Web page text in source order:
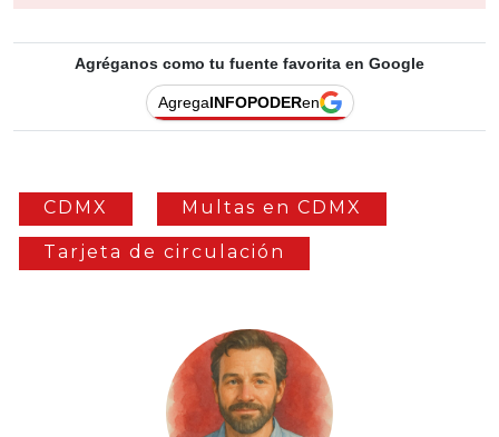
Agréganos como tu fuente favorita en Google
AgregaINFOPODERen
CDMX Multas en CDMX
Tarjeta de circulación